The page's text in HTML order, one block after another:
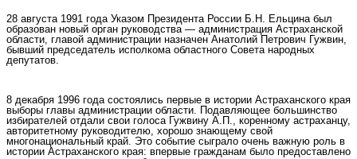
28 августа 1991 года Указом Президента России Б.Н. Ельцина был
образован новый орган руководства — администрация Астраханской
области, главой администрации назначен Анатолий Петрович Гужвин,
бывший председатель исполкома областного Совета народных
депутатов.
8 декабря 1996 года состоялись первые в истории Астраханского края
выборы главы администрации области. Подавляющее большинство
избирателей отдали свои голоса Гужвину А.П., коренному астраханцу,
авторитетному руководителю, хорошо знающему свой
многонациональный край. Это событие сыграло очень важную роль в
истории Астраханского края: впервые гражданам было предоставлено